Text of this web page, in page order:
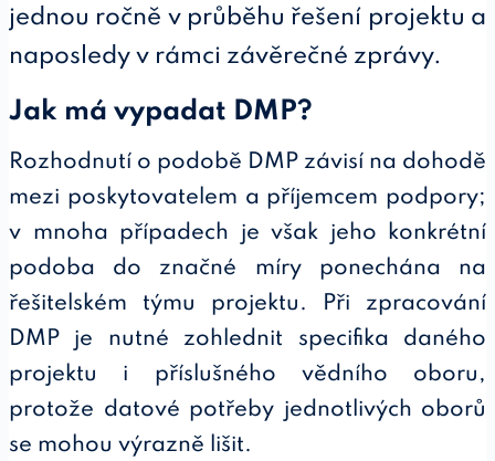
jednou ročně v průběhu řešení projektu a
naposledy v rámci závěrečné zprávy.
Jak má vypadat DMP?
Rozhodnutí o podobě DMP závisí na dohodě
mezi poskytovatelem a příjemcem podpory;
v mnoha případech je však jeho konkrétní
podoba do značné míry ponechána na
řešitelském týmu projektu. Při zpracování
DMP je nutné zohlednit specifika daného
projektu i příslušného vědního oboru,
protože datové potřeby jednotlivých oborů
se mohou výrazně lišit.